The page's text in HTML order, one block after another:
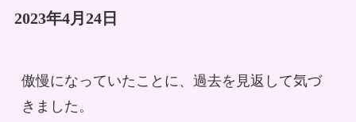
2023年4月24日
傲慢になっていたことに、過去を見返して気づ
きました。